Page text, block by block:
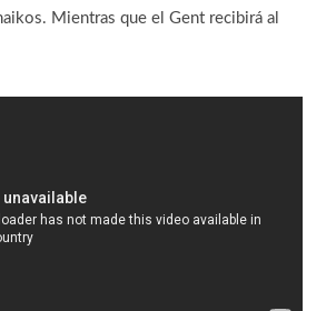
Mientras que el Gent recibirá al